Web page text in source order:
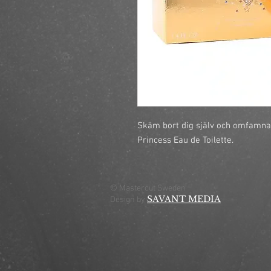
Skäm bort dig själv och
Princess Eau de Toilette.
© Mastercut Sweden
Design by SAVANT MEDIA